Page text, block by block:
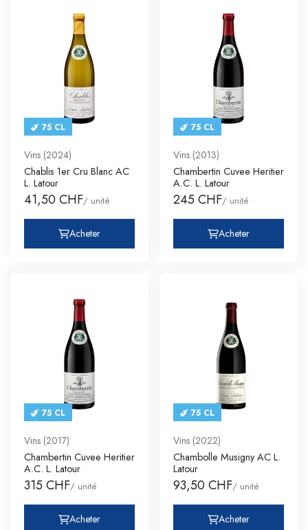
75 CL
Vins (2024)
Chablis 1er Cru Blanc AC
L. Latour
41,50 CHF/ unité
Acheter
75 CL
Vins (2013)
Chambertin Cuvee Heritier
A.C. L. Latour
245 CHF/ unité
Acheter
75 CL
Vins (2017)
Chambertin Cuvee Heritier
A.C. L. Latour
315 CHF/ unité
Acheter
75 CL
Vins (2022)
Chambolle Musigny AC L.
Latour
93,50 CHF/ unité
Acheter